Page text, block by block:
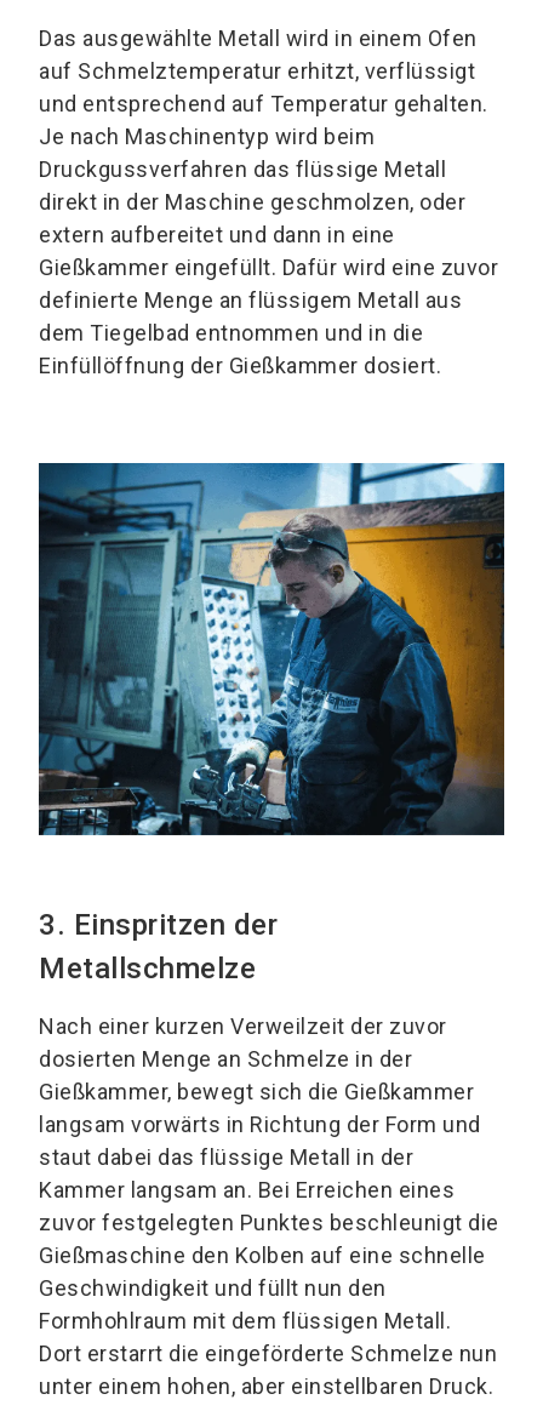
Das ausgewählte Metall wird in einem Ofen
auf Schmelztemperatur erhitzt, verflüssigt
und entsprechend auf Temperatur gehalten.
Je nach Maschinentyp wird beim
Druckgussverfahren das flüssige Metall
direkt in der Maschine geschmolzen, oder
extern aufbereitet und dann in eine
Gießkammer eingefüllt. Dafür wird eine zuvor
definierte Menge an flüssigem Metall aus
dem Tiegelbad entnommen und in die
Einfüllöffnung der Gießkammer dosiert.
3. Einspritzen der
Metallschmelze
Nach einer kurzen Verweilzeit der zuvor
dosierten Menge an Schmelze in der
Gießkammer, bewegt sich die Gießkammer
langsam vorwärts in Richtung der Form und
staut dabei das flüssige Metall in der
Kammer langsam an. Bei Erreichen eines
zuvor festgelegten Punktes beschleunigt die
Gießmaschine den Kolben auf eine schnelle
Geschwindigkeit und füllt nun den
Formhohlraum mit dem flüssigen Metall.
Dort erstarrt die eingeförderte Schmelze nun
unter einem hohen, aber einstellbaren Druck.